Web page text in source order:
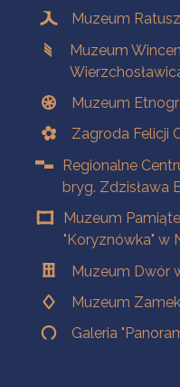
Muzeum
Muzeum
Muzeum
Zagroda Felicji
Regionalne
bryg. Zdzisława
Muzeum
"Koryznówka" w
Muzeum Dwór
Muzeum
Galeria